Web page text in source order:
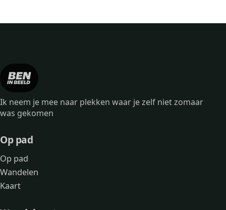
Ik neem je mee naar plekken waar je zelf niet zomaar
was gekomen
Op pad
Op pad
Wandelen
Kaart